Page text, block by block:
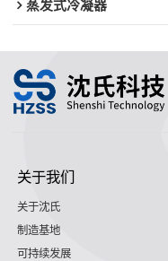
蒸发式冷凝器
关于我们
关于沈氏
制造基地
可持续发展